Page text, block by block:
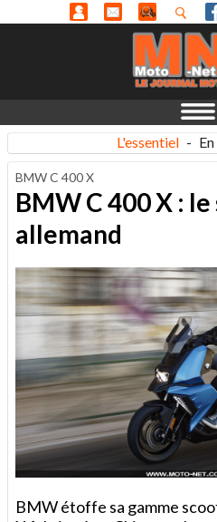
L'essentiel -
BMW C 400 X
BMW C 400 X :
allemand
BMW étoffe sa gamme